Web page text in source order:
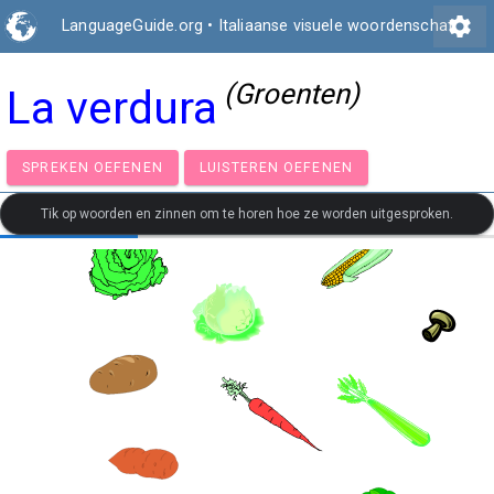
LanguageGuide.org • Italiaanse visuele woordenschatsettings
La verdura (Groenten)
SPREKEN OEFENEN LUISTEREN OEFENEN
Tik op woorden en zinnen om te horen hoe ze worden uitgesproken.